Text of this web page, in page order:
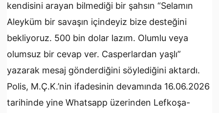
kendisini arayan bilmediği bir şahsın “Selamın
Aleyküm bir savaşın içindeyiz bize desteğini
bekliyoruz. 500 bin dolar lazım. Olumlu veya
olumsuz bir cevap ver. Casperlardan yaşlı”
yazarak mesaj gönderdiğini söylediğini aktardı.
Polis, M.Ç.K.’nin ifadesinin devamında 16.06.2026
tarihinde yine Whatsapp üzerinden Lefkoşa-